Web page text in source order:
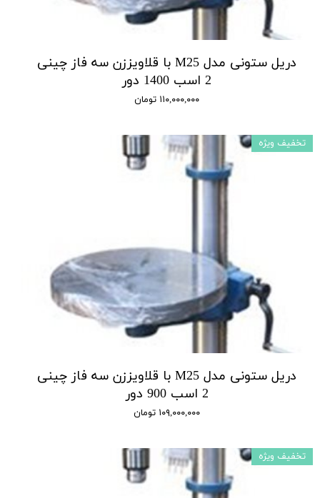
دریل ستونی مدل M25 با قلاویززن سه فاز چینی
2 اسب 1400 دور
۱۱۰,۰۰۰,۰۰۰ تومان
دریل ستونی مدل M25 با قلاویززن سه فاز چینی
2 اسب 900 دور
۱۰۹,۰۰۰,۰۰۰ تومان
تخفیف ویژه
تخفیف ویژه